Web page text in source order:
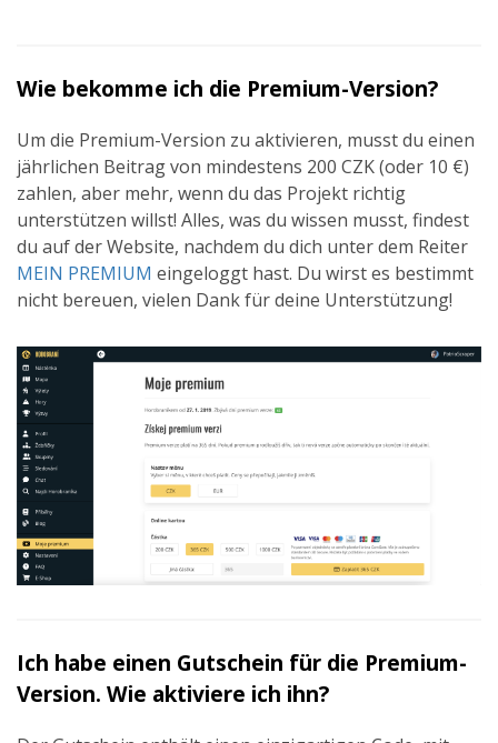
Wie bekomme ich die Premium-Version?
Um die Premium-Version zu aktivieren, musst du einen
jährlichen Beitrag von mindestens 200 CZK (oder 10 €)
zahlen, aber mehr, wenn du das Projekt richtig
unterstützen willst! Alles, was du wissen musst, findest
du auf der Website, nachdem du dich unter dem Reiter
MEIN PREMIUM eingeloggt hast. Du wirst es bestimmt
nicht bereuen, vielen Dank für deine Unterstützung!
Ich habe einen Gutschein für die Premium-
Version. Wie aktiviere ich ihn?